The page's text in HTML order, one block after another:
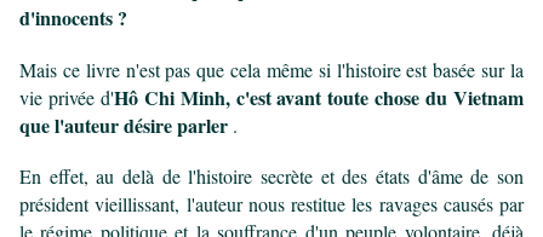
d'innocents ?
Mais ce livre n'est pas que cela même si l'histoire est basée sur la
vie privée d'Hô Chi Minh, c'est avant toute chose du Vietnam
que l'auteur désire parler .
En effet, au delà de l'histoire secrète et des états d'âme de son
président vieillissant, l'auteur nous restitue les ravages causés par
le régime politique et la souffrance d'un peuple volontaire, déjà